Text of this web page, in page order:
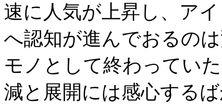
速に人気が上昇し、ア
へ認知が進んでおるの
モノとして終わってい
減と展開には感心する